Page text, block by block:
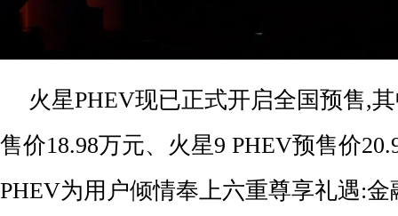
火星PHEV现已正式开启全国预售,
售价18.98万元、火星9 PHEV预售价
PHEV为用户倾情奉上六重尊享礼遇: